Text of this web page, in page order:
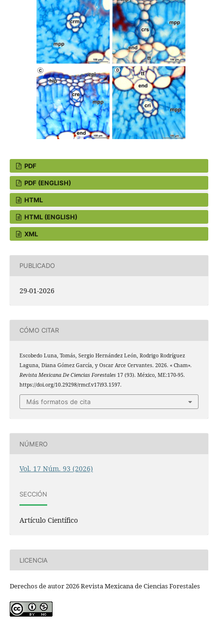
PDF
PDF (ENGLISH)
HTML
HTML (ENGLISH)
XML
PUBLICADO
29-01-2026
CÓMO CITAR
Escobedo Luna, Tomás, Sergio Hernández León, Rodrigo Rodríguez
Laguna, Diana Gómez García, y Oscar Arce Cervantes. 2026. « Cham».
Revista Mexicana De Ciencias Forestales17 (93). México, ME:170-95.
https://doi.org/10.29298/rmcf.v17i93.1597.
Más formatos de cita
NÚMERO
Vol. 17 Núm. 93 (2026)
SECCIÓN
Artículo Científico
LICENCIA
Derechos de autor 2026 Revista Mexicana de Ciencias Forestales